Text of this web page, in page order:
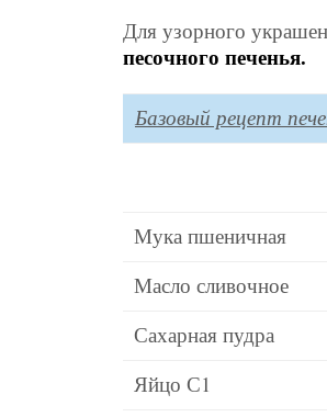
Для узорного
песочного печенья.
Базовый рецепт
Мука пшеничная
Масло сливочное
Сахарная пудра
Яйцо С1